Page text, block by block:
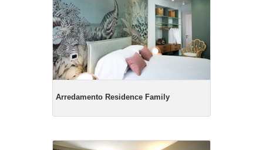
Arredamento Residence Family